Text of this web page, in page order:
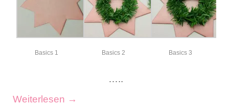
Basics 1 Basics 2 Basics 3
…..
Weiterlesen →